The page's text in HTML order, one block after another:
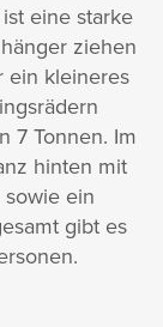
eine starke
ziehen
ein kleineres
7 Tonnen. Im
hinten mit
ein
gibt es